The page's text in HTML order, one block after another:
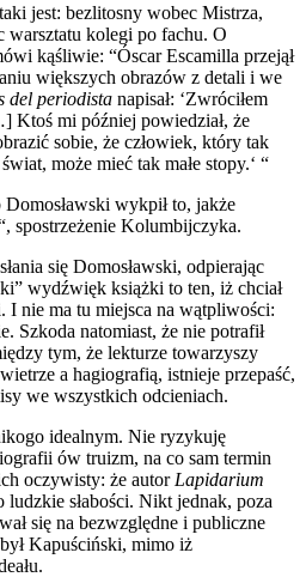
jest: bezlitosny wobec Mistrza,
kolegi po fachu. O
kąśliwie: “Óscar Escamilla przejął
większych obrazów z detali i we
del periodista napisał: ‘Zwróciłem
Ktoś mi później powiedział, że
sobie, że człowiek, który tak
może mieć tak małe stopy.‘ “
Domosławski wykpił to, jakże
spostrzeżenie Kolumbijczyka.
się Domosławski, odpierając
wydźwięk książki to ten, iż chciał
I nie ma tu miejsca na wątpliwości:
Szkoda natomiast, że nie potrafił
tym, że lekturze towarzyszy
a hagiografią, istnieje przepaść,
we wszystkich odcieniach.
idealnym. Nie ryzykuję
ów truizm, na co sam termin
oczywisty: że autor Lapidarium
słabości. Nikt jednak, poza
się na bezwzględne i publiczne
Kapuściński, mimo iż